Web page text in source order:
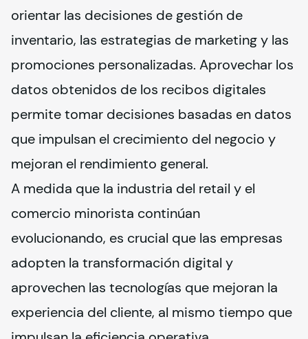
orientar las decisiones de gestión de
inventario, las estrategias de marketing y las
promociones personalizadas. Aprovechar los
datos obtenidos de los recibos digitales
permite tomar decisiones basadas en datos
que impulsan el crecimiento del negocio y
mejoran el rendimiento general.
A medida que la industria del retail y el
comercio minorista continúan
evolucionando, es crucial que las empresas
adopten la transformación digital y
aprovechen las tecnologías que mejoran la
experiencia del cliente, al mismo tiempo que